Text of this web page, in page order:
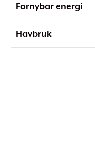
Fornybar energi
Havbruk